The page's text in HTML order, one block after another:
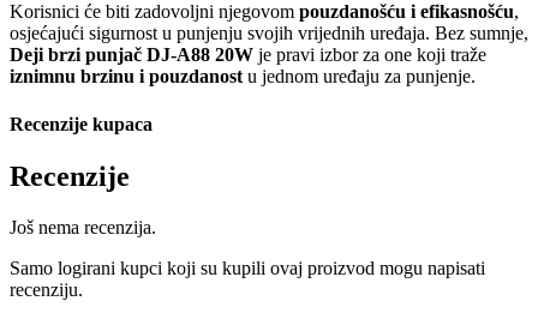
Korisnici će biti zadovoljni njegovom pouzdanošću i efikasnošću,
osjećajući sigurnost u punjenju svojih vrijednih uređaja. Bez sumnje,
Deji brzi punjač DJ-A88 20W je pravi izbor za one koji traže
iznimnu brzinu i pouzdanostu jednom uređaju za punjenje.
Recenzije kupaca
Recenzije
Još nema recenzija.
Samo logirani kupci koji su kupili ovaj proizvod mogu napisati
recenziju.